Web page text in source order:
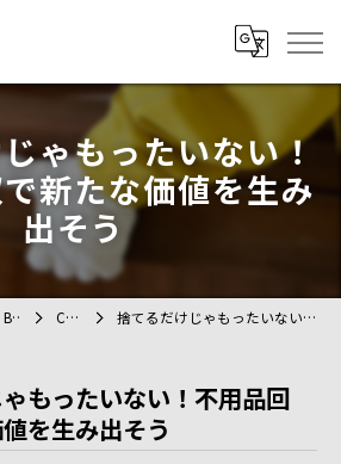
ゃもったいない！
新たな価値を生み
出そう
BLOG COLUMN 捨てるだけじゃもったいない！不用品回収で新たな価値を生み出そう
もったいない！不用品回
を生み出そう